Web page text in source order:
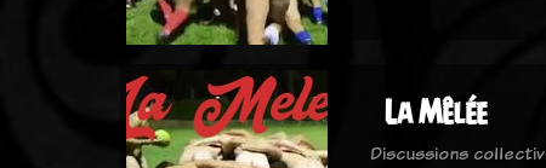
La Mêlée
Discussions